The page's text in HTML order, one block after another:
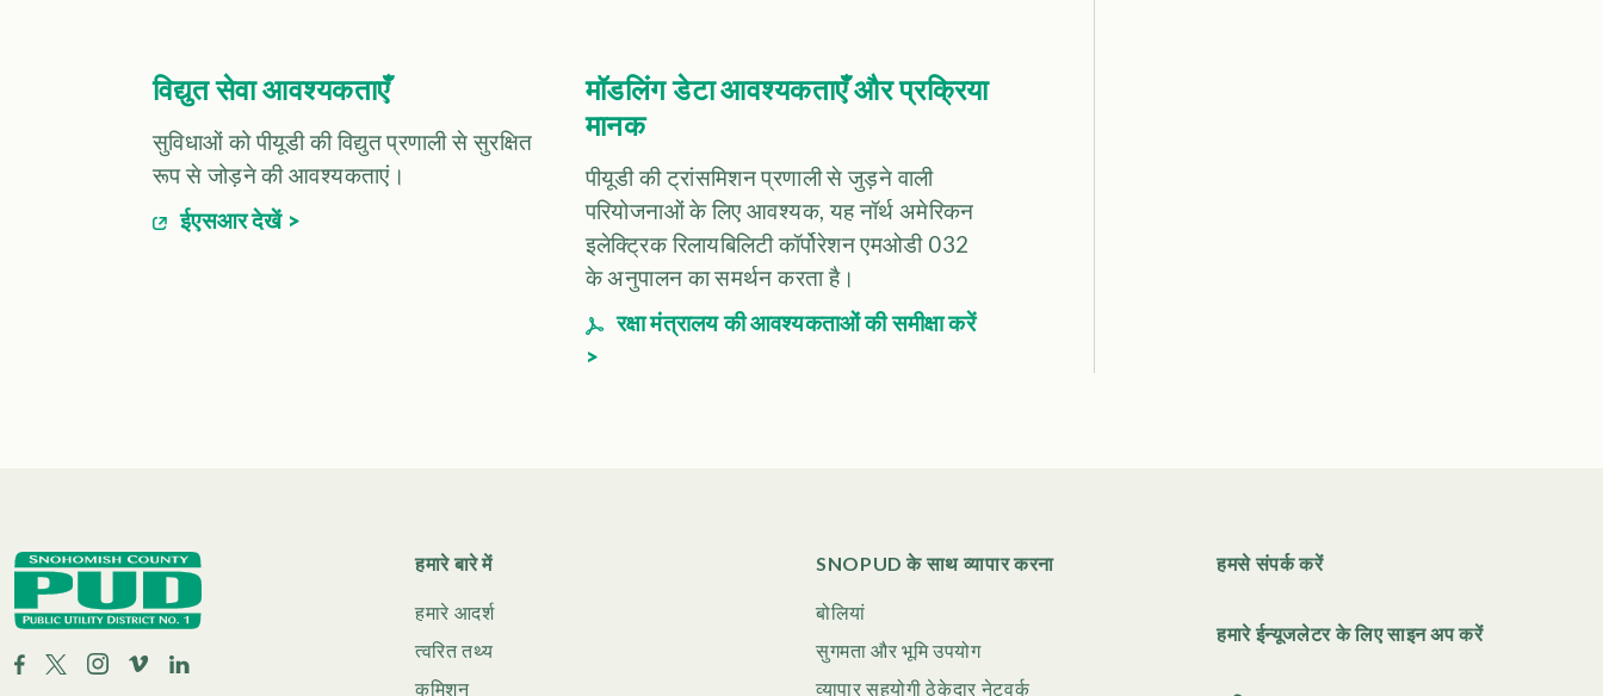
विद्युत सेवा आवश्यकताएँ
सुविधाओं को पीयूडी की विद्युत प्रणाली से सुरक्षित
रूप से जोड़ने की आवश्यकताएं।
ईएसआर देखें >
मॉडलिंग डेटा आवश्यकताएँ और प्रक्रिया
मानक
पीयूडी की ट्रांसमिशन प्रणाली से जुड़ने वाली
परियोजनाओं के लिए आवश्यक, यह नॉर्थ अमेरिकन
इलेक्ट्रिक रिलायबिलिटी कॉर्पोरेशन एमओडी 032
के अनुपालन का समर्थन करता है।
रक्षा मंत्रालय की आवश्यकताओं की समीक्षा करें
>
हमारे बारे में
हमारे आदर्श
त्वरित तथ्य
कमिशन
SNOPUD के साथ व्यापार करना
बोलियां
सुगमता और भूमि उपयोग
व्यापार सहयोगी ठेकेदार नेटवर्क
हमसे संपर्क करें
हमारे ईन्यूजलेटर के लिए साइन अप करें